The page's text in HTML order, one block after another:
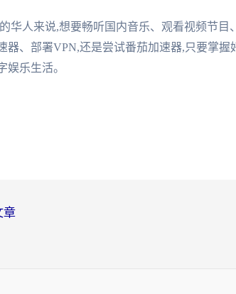
华人来说,想要畅听国内音乐、观看视频节
器、部署VPN,还是尝试番茄加速器,只要掌
娱乐生活。
章